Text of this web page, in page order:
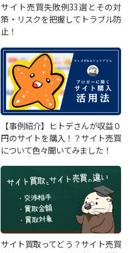
サイト売買失敗例33選とその対
策・リスクを把握してトラブル防
止！
【事例紹介】ヒトデさんが収益０
円のサイトを購入！？サイト売買
について色々聞いてみました！
サイト買取ってどう？サイト売買